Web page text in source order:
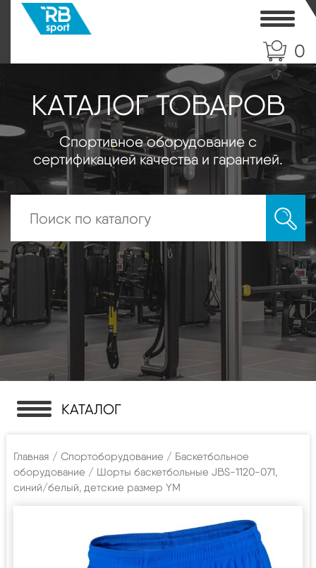
0
КАТАЛОГ ТОВАРОВ
Спортивное оборудование с
сертификацией качества и гарантией.
КАТАЛОГ
Главная / Спортоборудование / Баскетбольное
оборудование / Шорты баскетбольные JBS-1120-071,
синий/белый, детские размер YM